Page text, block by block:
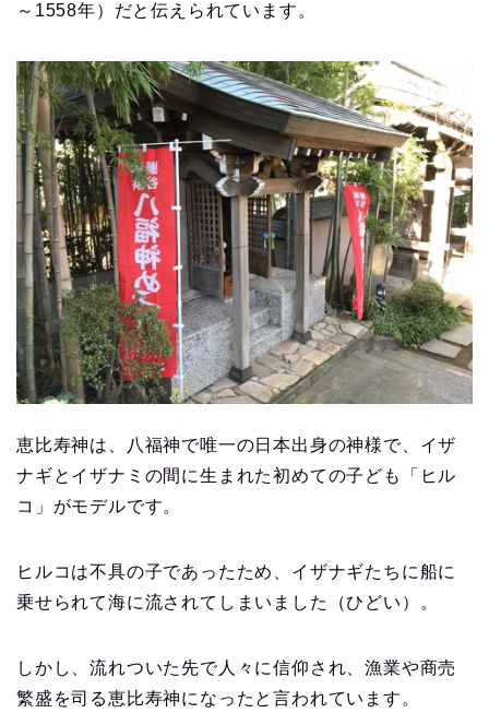
～1558年）だと伝えられています。
恵比寿神は、八福神で唯一の日本出身の神様で、イザ
ナギとイザナミの間に生まれた初めての子ども「ヒル
コ」がモデルです。
ヒルコは不具の子であったため、イザナギたちに船に
乗せられて海に流されてしまいました（ひどい）。
しかし、流れついた先で人々に信仰され、漁業や商売
繁盛を司る恵比寿神になったと言われています。